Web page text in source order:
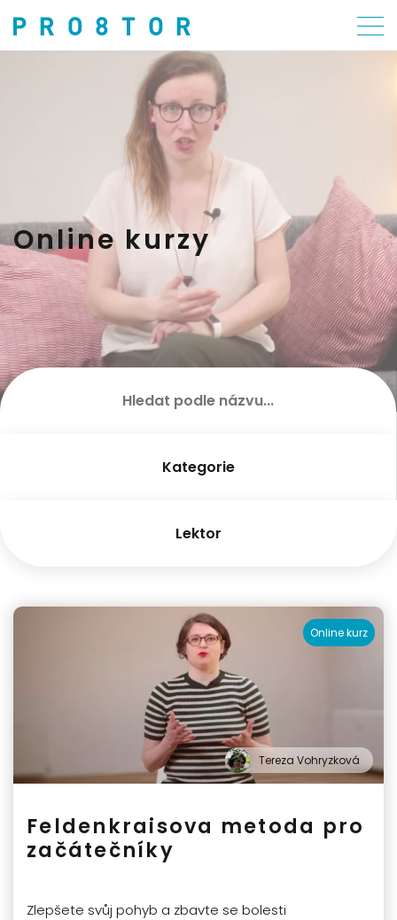
Online kurzy
Kategorie
Lektor
Tereza Vohryzková
Online kurz
Feldenkraisova metoda pro
začátečníky
Zlepšete svůj pohyb a zbavte se bolesti